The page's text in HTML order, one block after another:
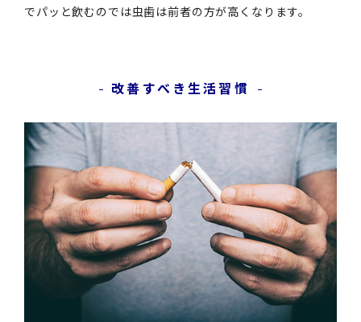
でパッと飲むのでは虫歯は前者の方が高くなります。
改善すべき生活習慣